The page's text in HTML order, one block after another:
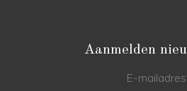
Aanmelden
E-mailadres